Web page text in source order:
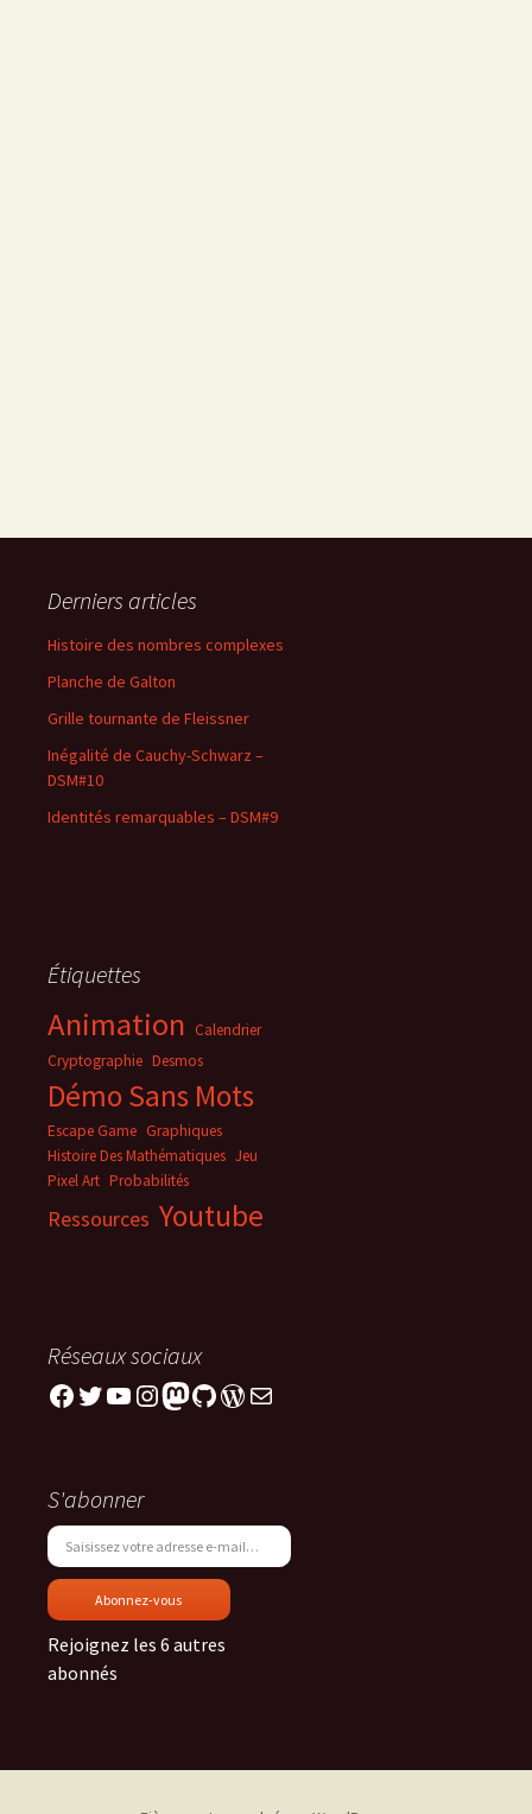
Derniers articles
Histoire des nombres complexes
Planche de Galton
Grille tournante de Fleissner
Inégalité de Cauchy-Schwarz –
DSM#10
Identités remarquables – DSM#9
Étiquettes
Animation Calendrier
Cryptographie Desmos
Démo Sans Mots
Escape Game Graphiques
Histoire Des Mathématiques Jeu
Pixel Art Probabilités
Ressources Youtube
Réseaux sociaux
Facebook
Twitter
YouTube
Instagram
Mastodon
GitHub
WordPress
E-mail
S'abonner
Saisissez votre adresse e-mail…
Abonnez-vous
Rejoignez les 6 autres
abonnés